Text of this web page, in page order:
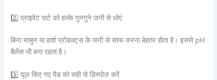
2️⃣ प्राइवेट पार्ट को हल्के गुनगुने पानी से धोएं
बिना साबुन या हार्श प्रोडक्ट्स के पानी से साफ करना बेहतर होता है। इससे pH
बैलेंस भी बना रहता है।
3️⃣ यूज़ किए गए पैड को सही से डिस्पोज़ करें